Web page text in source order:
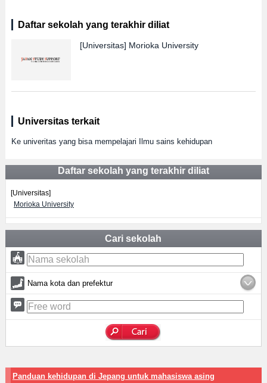
Daftar sekolah yang terakhir diliat
[Universitas] Morioka University
Universitas terkait
Ke univeritas yang bisa mempelajari Ilmu sains kehidupan
Daftar sekolah yang terakhir diliat
[Universitas]
Morioka University
Cari sekolah
Nama kota dan prefektur
Panduan kehidupan di Jepang untuk mahasiswa asing